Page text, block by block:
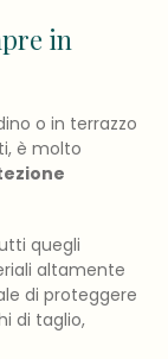
in
o in terrazzo
è molto
quegli
altamente
di proteggere
di taglio,